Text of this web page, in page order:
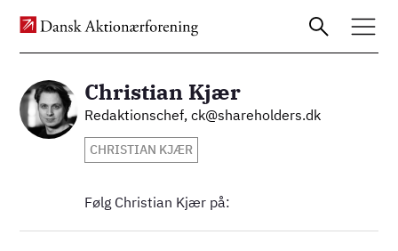
Gå
Billede Christian Kjær
Redaktionschef, ck@shareholders.dk
CHRISTIAN KJÆR
Følg Christian Kjær på: